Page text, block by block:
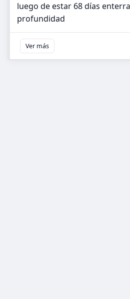
luego de estar 68 días
profundidad
Ver más